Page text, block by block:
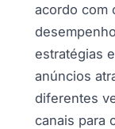
acordo com
estratégias
anúncios
diferentes
canais para